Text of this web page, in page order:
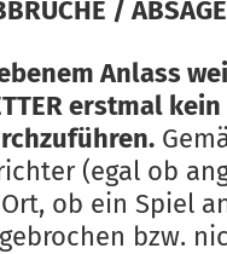
/
Anlass
erstmal
(egal ob
ob ein Spiel
bzw.